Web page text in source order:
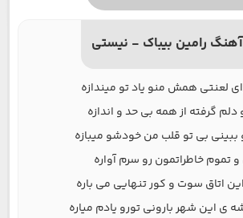
رامین بیباک - نیستی
لعنتی همش منو یاد تو میندازه
دلم گرفته از همه بی حد و اندازه
ببینی بی تو قلب من خودشو میبازه
تموم خاطراتمون رو سرم آواره
اتاق سوت و کور تنهایی می باره
ی این شهر بارونی تورو یادم میاره